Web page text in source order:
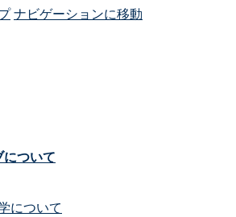
ナビゲーションに移動
について
について